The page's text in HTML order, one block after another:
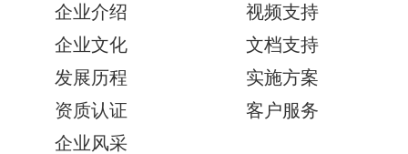
企业介绍
企业文化
发展历程
资质认证
企业风采
视频支持
文档支持
实施方案
客户服务